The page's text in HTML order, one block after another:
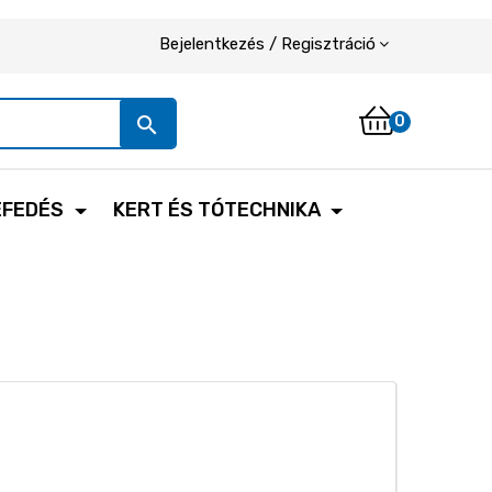
Bejelentkezés / Regisztráció
search 0
KERT ÉS TÓTECHNIKA